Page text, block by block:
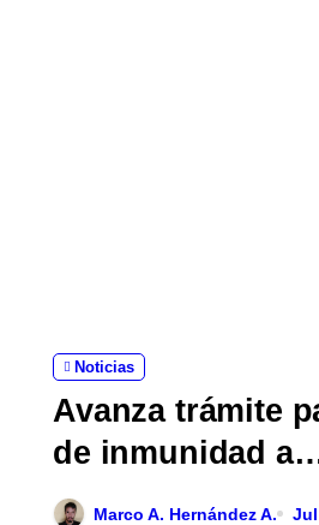
Noticias
Avanza trámite
de inmunidad a
funcionarios
Marco A. Hernández A.
Jul